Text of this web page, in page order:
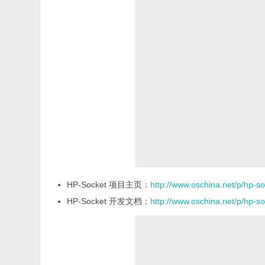
HP-Socket 项目主页： http://www.oschina.net/p/hp-
HP-Socket 开发文档： http://www.oschina.net/p/hp-